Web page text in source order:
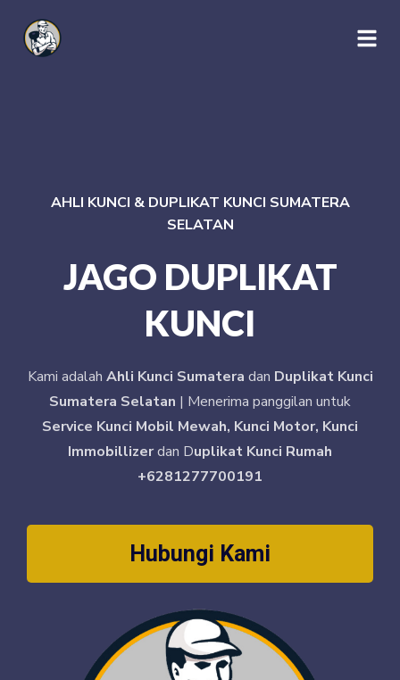
AHLI KUNCI & DUPLIKAT KUNCI SUMATERA
SELATAN
JAGO DUPLIKAT
KUNCI
Kami adalah Ahli Kunci Sumatera dan Duplikat Kunci
Sumatera Selatan | Menerima panggilan untuk
Service Kunci Mobil Mewah, Kunci Motor, Kunci
Immobillizerdan Duplikat Kunci Rumah
+6281277700191
Hubungi Kami